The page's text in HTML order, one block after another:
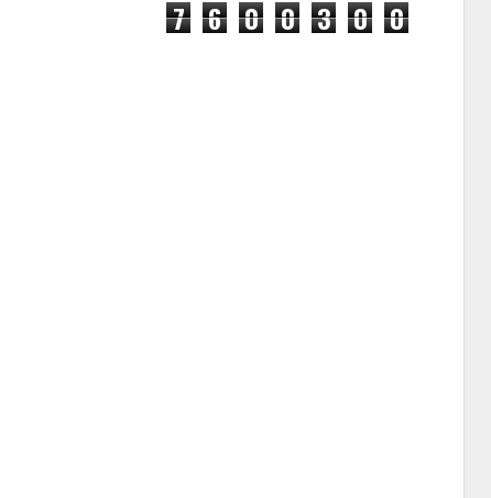
7 6 0 0 3 0 0